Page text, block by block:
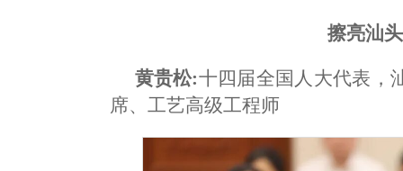
擦亮汕
黄贵松:十四届全国人大代表，
席、工艺高级工程师